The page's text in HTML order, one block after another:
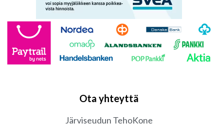
Ota yhteyttä
Järviseudun TehoKone